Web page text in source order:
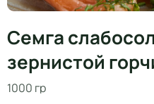
Семга
зернистой
1000 гр